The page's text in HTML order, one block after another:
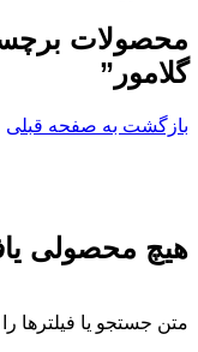
محصولات
گلامور”
بازگشت به صفحه قبلی
هیچ محصولی
متن جستجو یا فیلترها